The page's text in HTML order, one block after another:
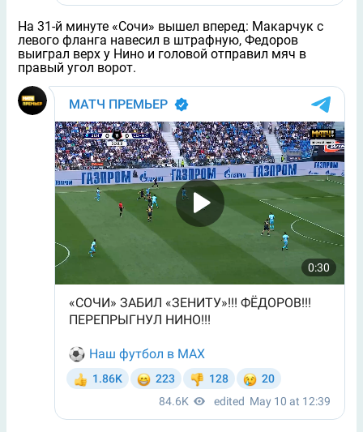
На 31-й минуте «Сочи» вышел вперед: Макарчук с
левого фланга навесил в штрафную, Федоров
выиграл верх у Нино и головой отправил мяч в
правый угол ворот.